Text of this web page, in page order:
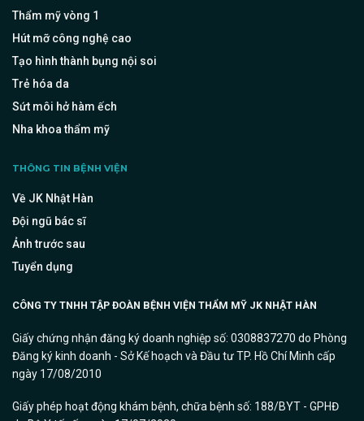
Thẩm mỹ vòng 1
Hút mỡ công nghệ cao
Tạo hình thành bụng nội soi
Trẻ hóa da
Sứt môi hở hàm ếch
Nha khoa thẩm mỹ
THÔNG TIN BỆNH VIỆN
Về JK Nhật Hàn
Đội ngũ bác sĩ
Ảnh trước sau
Tuyển dụng
CÔNG TY TNHH TẬP ĐOÀN BỆNH VIỆN THẨM MỸ JK NHẬT HÀN
Giấy chứng nhận đăng ký doanh nghiệp số: 0308837270 do Phòng
Đăng ký kinh doanh - Sở Kế hoạch và Đầu tư TP. Hồ Chí Minh cấp
ngày 17/08/2010
Giấy phép hoạt động khám bệnh, chữa bệnh số: 188/BYT - GPHĐ